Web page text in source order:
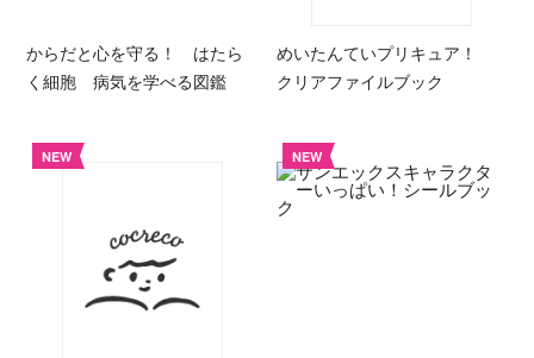
からだと心を守る！ はたら
く細胞 病気を学べる図鑑
めいたんていプリキュア！
クリアファイルブック
NEW NEW